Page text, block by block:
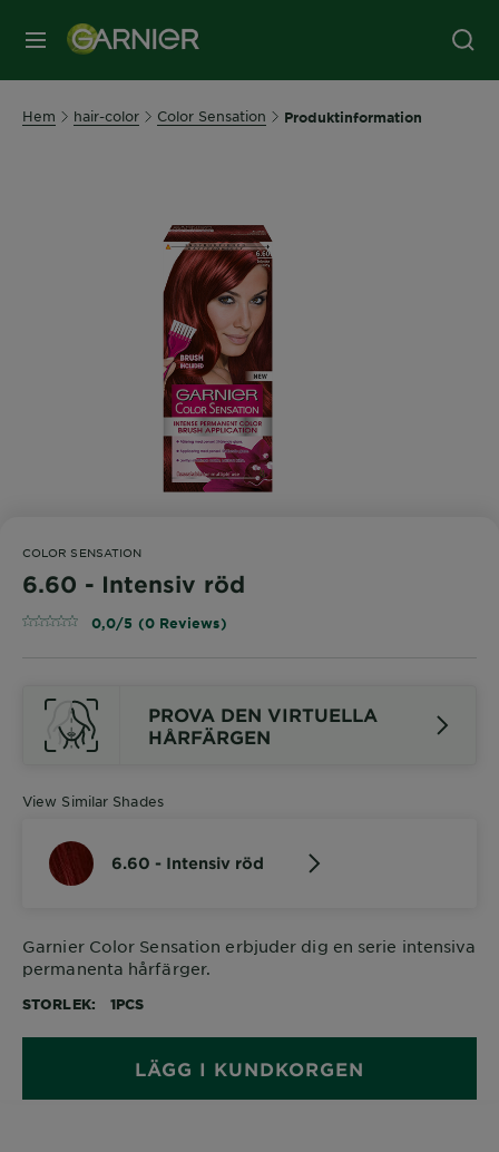
MENY
Hem hair-color Color Sensation Produktinformation
COLOR SENSATION
6.60 - Intensiv röd
0,0/5 (0 Reviews)
PROVA DEN VIRTUELLA
HÅRFÄRGEN
View Similar Shades
6.60 - Intensiv röd
Garnier Color Sensation erbjuder dig en serie intensiva
permanenta hårfärger.
STORLEK 1PCS
LÄGG I KUNDKORGEN